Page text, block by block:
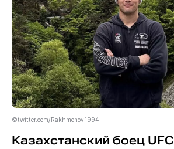
©twitter.com/Rakhmonov1994
Казахстанский боец UFC